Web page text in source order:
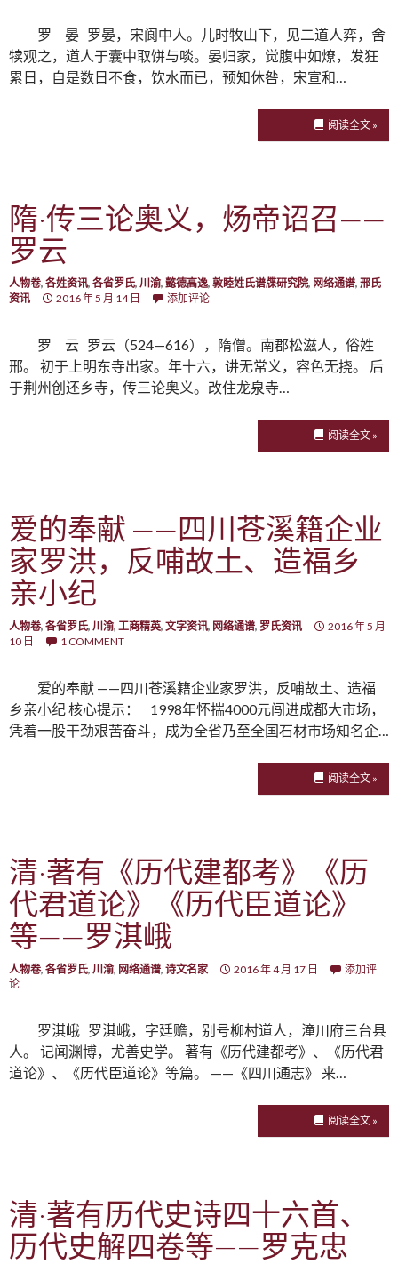
罗 晏 罗晏，宋阆中人。儿时牧山下，见二道人弈，舍
犊观之，道人于囊中取饼与啖。晏归家，觉腹中如燎，发狂
累日，自是数日不食，饮水而已，预知休咎，宋宣和…
阅读全文 »
隋·传三论奥义，炀帝诏召——
罗云
人物卷, 各姓资讯, 各省罗氏, 川渝, 懿德高逸, 敦睦姓氏谱牒研究院, 网络通谱, 邢氏
资讯
2016 年 5 月 14 日 添加评论
罗 云 罗云（524—616），隋僧。南郡松滋人，俗姓
邢。 初于上明东寺出家。年十六，讲无常义，容色无挠。 后
于荆州创还乡寺，传三论奥义。改住龙泉寺…
阅读全文 »
爱的奉献 ——四川苍溪籍企业
家罗洪，反哺故土、造福乡
亲小纪
人物卷, 各省罗氏, 川渝, 工商精英, 文字资讯, 网络通谱, 罗氏资讯
2016 年 5 月
10 日
1 COMMENT
爱的奉献 ——四川苍溪籍企业家罗洪，反哺故土、造福
乡亲小纪 核心提示： 1998年怀揣4000元闯进成都大市场，
凭着一股干劲艰苦奋斗，成为全省乃至全国石材市场知名企…
阅读全文 »
清·著有《历代建都考》《历
代君道论》《历代臣道论》
等——罗淇峨
人物卷, 各省罗氏, 川渝, 网络通谱, 诗文名家 2016 年 4 月 17 日
添加评
论
罗淇峨 罗淇峨，字廷赡，别号柳村道人，潼川府三台县
人。 记闻渊博，尤善史学。 著有《历代建都考》、《历代君
道论》、《历代臣道论》等篇。 ——《四川通志》 来…
阅读全文 »
清·著有历代史诗四十六首、
历代史解四卷等——罗克忠